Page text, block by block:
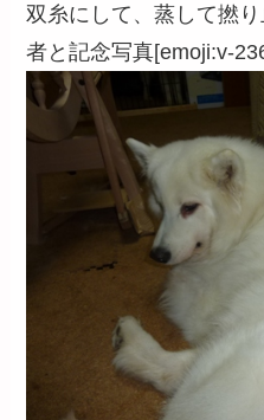
双糸にして、蒸して撚
者と記念写真[emoji:v-